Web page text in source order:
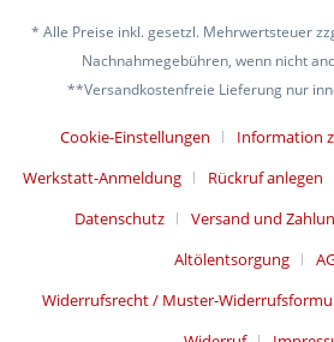
* Alle Preise inkl. gesetzl. Mehrwertsteuer
Nachnahmegebühren, wenn nicht
**Versandkostenfreie Lieferung nur
Cookie-Einstellungen
Information
Werkstatt-Anmeldung
Rückruf anlegen
Datenschutz
Versand und
Altölentsorgung
Widerrufsrecht / Muster-